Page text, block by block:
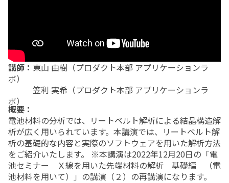
講師： 東山 由樹（プロダクト本部 アプリケーションラ
ボ）
笠利 実希（プロダクト本部 アプリケーションラ
ボ）
概要：
電池材料の分析では、リートベルト解析による結晶構造解
析が広く用いられています。本講演では、リートベルト解
析の基礎的な内容と実際のソフトウェアを用いた解析方法
をご紹介いたします。 ※本講演は2022年12月20日の「電
池セミナー Ｘ線を用いた先端材料の解析 基礎編 （電
池材料を用いて）」の講演（２）の再講演になります。